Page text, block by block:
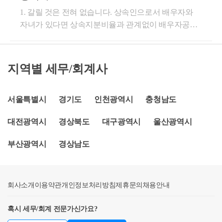
우 및 지원에 관한 법률」에 의한 상이자 및 이와 유사
한 사람으로서 근로능력이 없는 사람 (2018.2.13. 개정)-
이 없는자)에 규정하는 장애인에 해당됩니다.[소득 460
귀성난치질환등 또는 이와 유사한 질병ㆍ부상으로 인
료기관의 장이 취업ㆍ취학 등 일상적인 생활에 지장이
있다고 인정하는 사람 (2025.2.28. 신설)-장기간 치료를
6.12.28]기대여명 이란?·▶어느 연령에 도달한 사람이
생존연수를 말하는것입니다. 기대여명수는 1년미만은
배우자 상속재산 분할 기한 및분할 신고는?① 배우자
상속재산 분할 기한- 배우자 상속 공제는상속세 과세
표준신고기한의 다음날부터 9개월이 되는 날(배우자
산의 분할 신고- 원칙적으로는 배우자 상속 공제를 적
용받고자 하는 상속인은 상속재산의 분할 사실을 배우
신고해야 합니다.그러나 배우자 상속재산 분할 기간까
가능하므로 단순 협력의무에 불과합니다.[상증집행 19
의 배우자가 사망했다면 피상속인의 상속재산 중에 배
494,2019.09.05]부득이한 사유에 따른 배우자 상속재산
한(상속세 신고일로부터 9개월)까지 상속재산을 분할
신고되어 과세관청의 결정으로 상속재산이 증가했다
면 그 증가된 상속재산가액에 대해서 배우자 상속 공
금을 영수하기 전 사망한 경우에 그 중도금 및 잔금 중
배우자가 상속받는 것으로 협의 분할을 확정하여 신고
다.[서면 4팀 -1617,2004.10.13]▶피상속인이 있고 배우
피상속인이 부동산 매매계약을 체결한 후 계약을 이행
소유권이전등기가 되는 경우에는 배우자 상속 공제가
속인 간 협의분할할 수 없으므로 배우자가 실제 상속
산 20405,2015.07.13]▶상속세 신고 시 피상속인의 배우
상속세, 양도소득세, 취득세 등 다방면으로 실익을 비
교하여야 합니다. 3. 상속세 산정기준액이라는 것이 상
없어보입니다. 다만, 상속재산가액이 11억7천만원보
다 적게 신고하셨다면 양도시기를 조정하셔야 합니다.
실익까지 함께 다방면으로 고려하여야 하므로 전문가
다. 세무회계 장성 세무사 신윤권 드림.
1. 갈릴 것은 전혀 없습니다. 상속인으로서 배우자와
자녀가 있다면 상속지분비율과 관계없이 배우자공제
배우자 공제 5억을 적용받을 수 있기 때문에 납부할 상
속세는 없는 것입니다. 상속재산 10억 - 일괄공제 5억 -
습니다. 배우자공제 5억 + 일괄공제 5억 + 금융재산공
(최소 500만원~최대 1,500만원)을 고려한다면 납부할
억 - 배우자공제 5억 - 금융재산공제 1억 800만원 - 장례
i를 통해 상속재산의 분배내용만 정확하게 작성하고
료를 내가면서 전문가에게 협의서 작성을 의뢰할 필요
지역별 세무/회계사
서울특별시 경기도 인천광역시 충청남도
대전광역시 경상북도 대구광역시 울산광역시
부산광역시 경상남도
회사소개 이용약관개인정보처리방침제휴문의 채용안내
혹시 세무/회계 전문가신가요?